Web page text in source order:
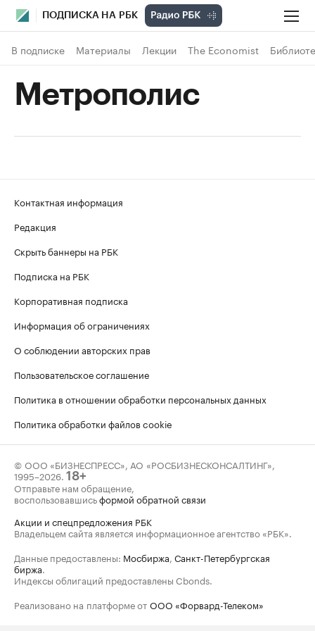
ПОДПИСКА НА РБК
В подписке Материалы Лекции The Economist
Метрополис
Контактная информация
Редакция
Скрыть баннеры на РБК
Подписка на РБК
Корпоративная подписка
Информация об ограничениях
О соблюдении авторских прав
Пользовательское соглашение
Политика в отношении обработки персональных данных
Политика обработки файлов cookie
© ООО «БИЗНЕСПРЕСС», АО «РОСБИЗНЕСКОНСАЛТИНГ»,
1995–2026. 18+
Отправьте нам обращение,
воспользовавшисьформой обратной связи
Акции и спецпредложения РБК
Владельцем сайта является информационное агентство «РБК».
Данные предоставлены: Мосбиржа, Санкт-Петербургская
биржа.
Индексы облигаций предоставлены Cbonds.
Реализовано на платформе от ООО «Форвард-Телеком»